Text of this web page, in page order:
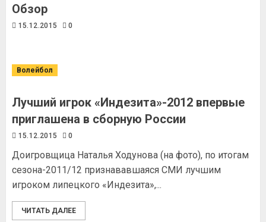
Обзор
15.12.2015 0
Волейбол
Лучший игрок «Индезита»-2012 впервые
приглашена в сборную России
15.12.2015 0
Доигровщица Наталья Ходунова (на фото), по итогам
сезона-2011/12 признававшаяся СМИ лучшим
игроком липецкого «Индезита»,...
ЧИТАТЬ ДАЛЕЕ